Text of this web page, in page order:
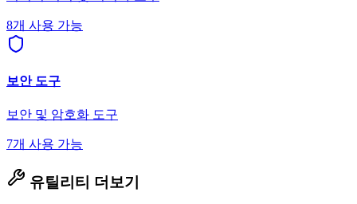
8개 사용 가능
보안 도구
보안 및 암호화 도구
7개 사용 가능
유틸리티 더보기